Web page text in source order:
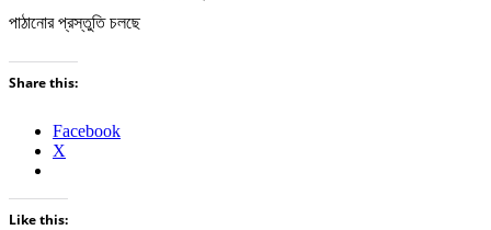
পাঠানোর প্রস্তুতি চলছে
Share this:
Facebook
X
Like this: